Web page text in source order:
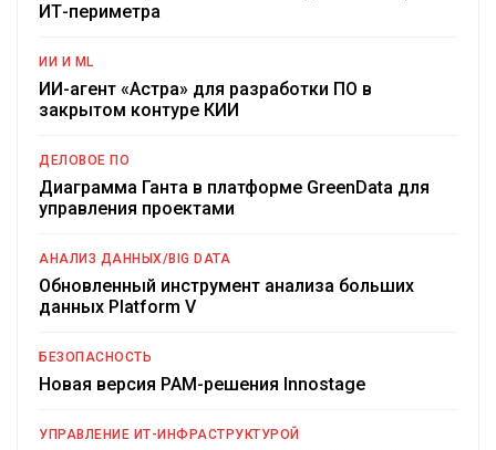
ИТ-периметра
ИИ И ML
ИИ-агент «Астра» для разработки ПО в
закрытом контуре КИИ
ДЕЛОВОЕ ПО
Диаграмма Ганта в платформе GreenData для
управления проектами
АНАЛИЗ ДАННЫХ/BIG DATA
Обновленный инструмент анализа больших
данных Platform V
БЕЗОПАСНОСТЬ
Новая версия PAM-решения Innostage
УПРАВЛЕНИЕ ИТ-ИНФРАСТРУКТУРОЙ